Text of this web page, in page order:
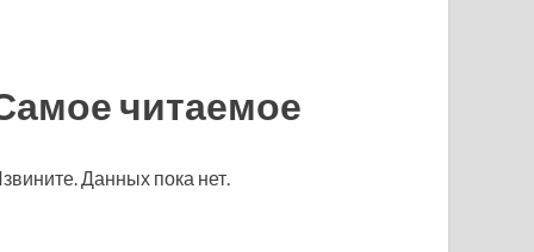
читаемое
Данных пока нет.